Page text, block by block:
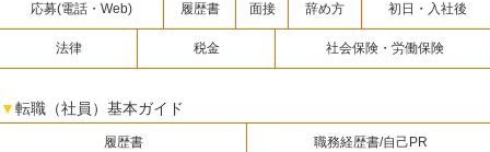
応募(電話・Web) 履歴書 面接 辞め方 初日・入社後
法律 税金 社会保険・労働保険
▼転職（社員）基本ガイド
履歴書 職務経歴書/自己PR